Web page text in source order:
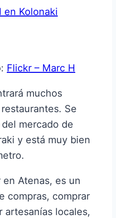
en Kolonaki
Flickr – Marc H
muchos
Se
mercado de
y está muy bien
Atenas, es un
compras, comprar
artesanías locales,